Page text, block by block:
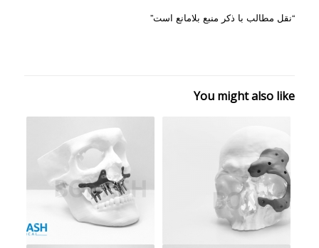
“نقل مطالب با ذکر منبع بلامانع است”
You might also like